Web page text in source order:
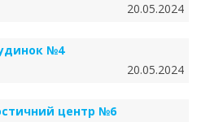
20.05.2024
№4
20.05.2024
центр №6